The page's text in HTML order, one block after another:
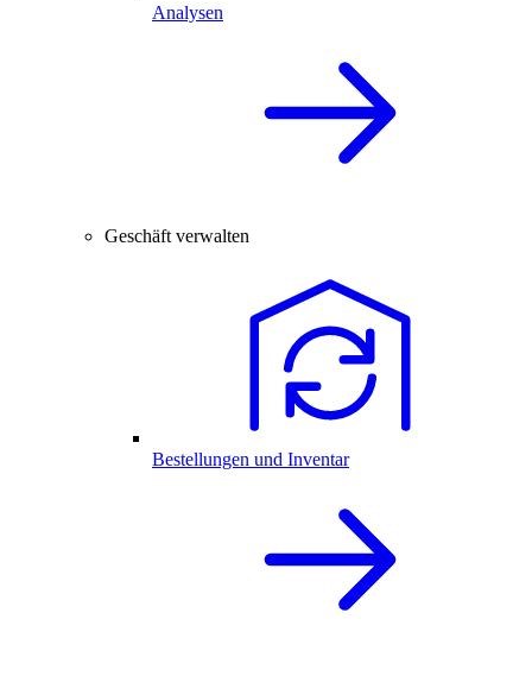
Analysen
Geschäft verwalten
Bestellungen und Inventar